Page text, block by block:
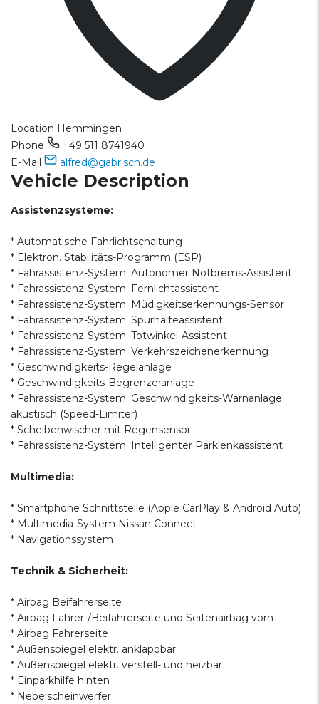
Location Hemmingen
Phone
+49 511 8741940
E-Mail
alfred@gabrisch.de
Vehicle Description
Assistenzsysteme:
* Automatische Fahrlichtschaltung
* Elektron. Stabilitäts-Programm (ESP)
* Fahrassistenz-System: Autonomer Notbrems-Assistent
* Fahrassistenz-System: Fernlichtassistent
* Fahrassistenz-System: Müdigkeitserkennungs-Sensor
* Fahrassistenz-System: Spurhalteassistent
* Fahrassistenz-System: Totwinkel-Assistent
* Fahrassistenz-System: Verkehrszeichenerkennung
* Geschwindigkeits-Regelanlage
* Geschwindigkeits-Begrenzeranlage
* Fahrassistenz-System: Geschwindigkeits-Warnanlage
akustisch (Speed-Limiter)
* Scheibenwischer mit Regensensor
* Fahrassistenz-System: Intelligenter Parklenkassistent
Multimedia:
* Smartphone Schnittstelle (Apple CarPlay & Android Auto)
* Multimedia-System Nissan Connect
* Navigationssystem
Technik & Sicherheit:
* Airbag Beifahrerseite
* Airbag Fahrer-/Beifahrerseite und Seitenairbag vorn
* Airbag Fahrerseite
* Außenspiegel elektr. anklappbar
* Außenspiegel elektr. verstell- und heizbar
* Einparkhilfe hinten
* Nebelscheinwerfer